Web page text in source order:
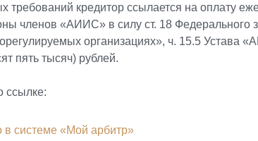
требований кредитор ссылается на оплату
членов «АИИС» в силу ст. 18
организациях», ч. 15.5 Устава
пять тысяч) рублей.
ссылке:
в системе «Мой арбитр»